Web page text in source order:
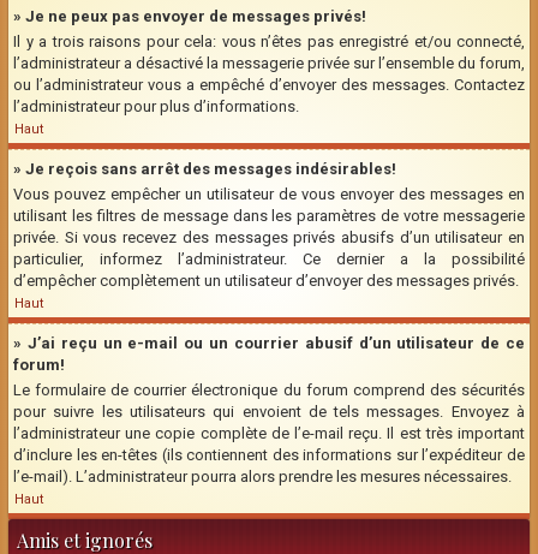
» Je ne peux pas envoyer de messages privés!
Il y a trois raisons pour cela: vous n’êtes pas enregistré et/ou connecté,
l’administrateur a désactivé la messagerie privée sur l’ensemble du forum,
ou l’administrateur vous a empêché d’envoyer des messages. Contactez
l’administrateur pour plus d’informations.
Haut
» Je reçois sans arrêt des messages indésirables!
Vous pouvez empêcher un utilisateur de vous envoyer des messages en
utilisant les filtres de message dans les paramètres de votre messagerie
privée. Si vous recevez des messages privés abusifs d’un utilisateur en
particulier, informez l’administrateur. Ce dernier a la possibilité
d’empêcher complètement un utilisateur d’envoyer des messages privés.
Haut
» J’ai reçu un e-mail ou un courrier abusif d’un utilisateur de ce
forum!
Le formulaire de courrier électronique du forum comprend des sécurités
pour suivre les utilisateurs qui envoient de tels messages. Envoyez à
l’administrateur une copie complète de l’e-mail reçu. Il est très important
d’inclure les en-têtes (ils contiennent des informations sur l’expéditeur de
l’e-mail). L’administrateur pourra alors prendre les mesures nécessaires.
Haut
Amis et ignorés